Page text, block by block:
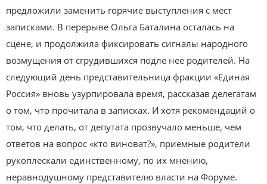
предложили заменить горячие выступления с мест
записками. В перерыве Ольга Баталина осталась на
сцене, и продолжила фиксировать сигналы народного
возмущения от сгрудившихся подле нее родителей. На
следующий день представительница фракции «Единая
Россия» вновь узурпировала время, рассказав делегатам
о том, что прочитала в записках. И хотя рекомендаций о
том, что делать, от депутата прозвучало меньше, чем
ответов на вопрос «кто виноват?», приемные родители
рукоплескали единственному, по их мнению,
неравнодушному представителю власти на Форуме.